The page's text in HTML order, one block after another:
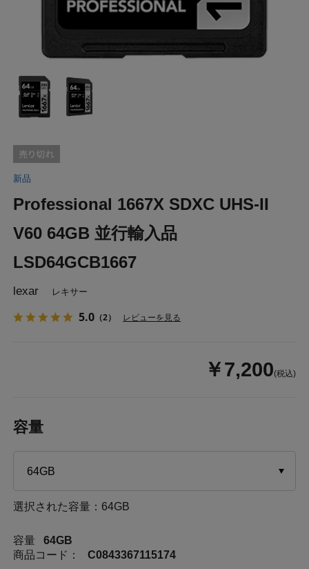
新品
Professional 1667X SDXC UHS-II
V60 64GB 並行輸入品
LSD64GCB1667
lexar レキサー
5.0 （2） レビューを見る
￥7,200(税込)
容量
選択された容量：64GB
容量
64GB
商品コード：
C0843367115174